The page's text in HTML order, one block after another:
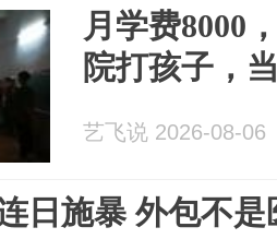
月学费8000
院打孩子，
艺飞说 2026-08-06
日施暴 外包不是